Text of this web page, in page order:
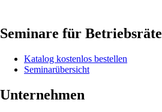
Seminare für Betriebsräte
Katalog kostenlos bestellen
Seminarübersicht
Unternehmen